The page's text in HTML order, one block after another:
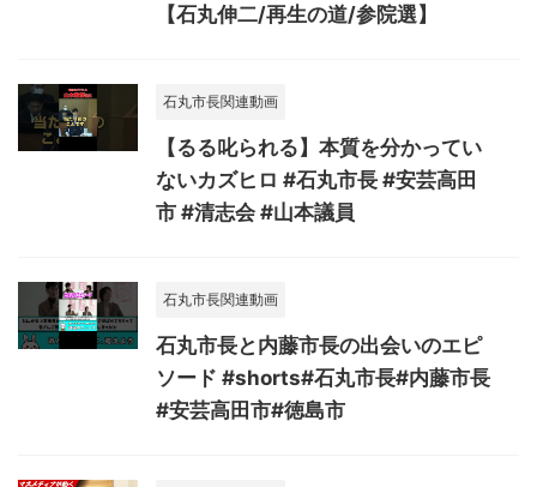
【石丸伸二/再生の道/参院選】
石丸市長関連動画
【るる叱られる】本質を分かってい
ないカズヒロ #石丸市長 #安芸高田
市 #清志会 #山本議員
石丸市長関連動画
石丸市長と内藤市長の出会いのエピ
ソード #shorts#石丸市長#内藤市長
#安芸高田市#徳島市